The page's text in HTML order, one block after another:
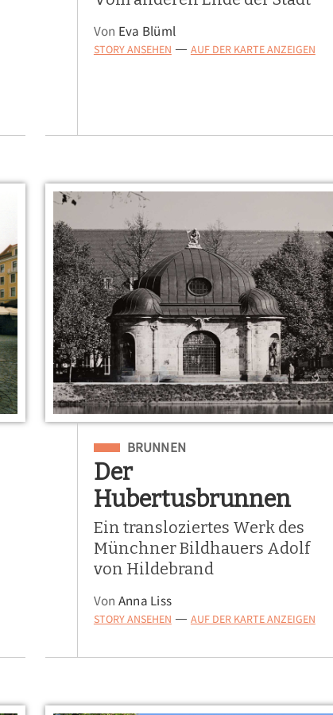
Von Eva Blüml
STORY ANSEHEN — AUF DER KARTE ANZEIGEN
Eingeordnet unter
BRUNNEN
Der
Hubertusbrunnen
Ein transloziertes Werk des
Münchner Bildhauers Adolf
von Hildebrand
Von Anna Liss
STORY ANSEHEN — AUF DER KARTE ANZEIGEN